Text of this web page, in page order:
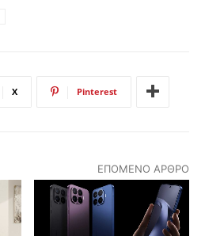
X Pinterest
ΕΠΌΜΕΝΟ ΆΡΘΡΟ